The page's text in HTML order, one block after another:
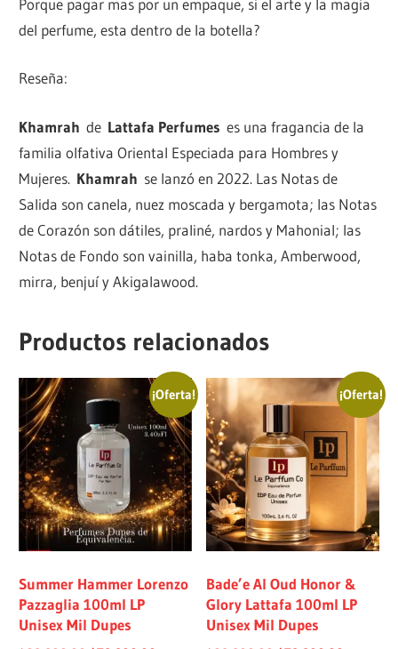
Porque pagar mas por un empaque, si el arte y la magia
del perfume, esta dentro de la botella?
Reseña:
Khamrah de Lattafa Perfumes es una fragancia de la
familia olfativa Oriental Especiada para Hombres y
Mujeres. Khamrah se lanzó en 2022. Las Notas de
Salida son canela, nuez moscada y bergamota; las Notas
de Corazón son dátiles, praliné, nardos y Mahonial; las
Notas de Fondo son vainilla, haba tonka, Amberwood,
mirra, benjuí y Akigalawood.
Productos relacionados
¡Oferta!
Summer Hammer Lorenzo
Pazzaglia 100ml LP
Unisex Mil Dupes
¡Oferta!
Bade’e Al Oud Honor &
Glory Lattafa 100ml LP
Unisex Mil Dupes